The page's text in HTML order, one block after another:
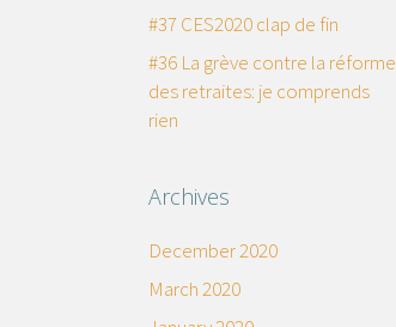
#37 CES2020 clap de fin
#36 La grève contre la réforme
des retraites: je comprends
rien
Archives
December 2020
March 2020